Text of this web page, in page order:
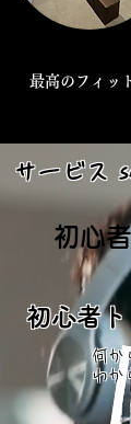
最高のフィッ
サービス
初心
初心者
何か
わか